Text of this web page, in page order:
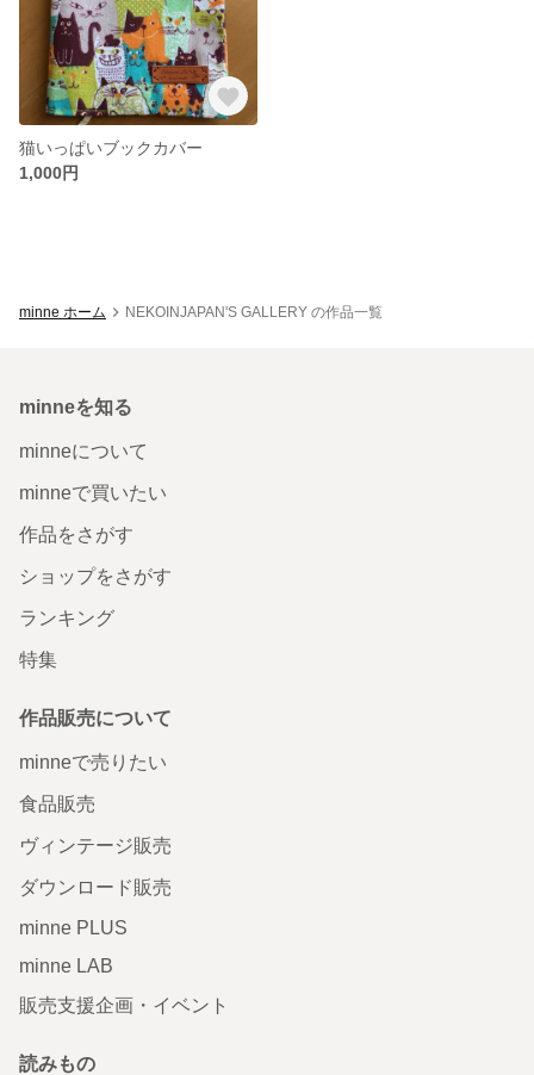
猫いっぱいブックカバー
1,000円
minne ホーム NEKOINJAPAN'S GALLERY の作品一覧
minneを知る
minneについて
minneで買いたい
作品をさがす
ショップをさがす
ランキング
特集
作品販売について
minneで売りたい
食品販売
ヴィンテージ販売
ダウンロード販売
minne PLUS
minne LAB
販売支援企画・イベント
読みもの